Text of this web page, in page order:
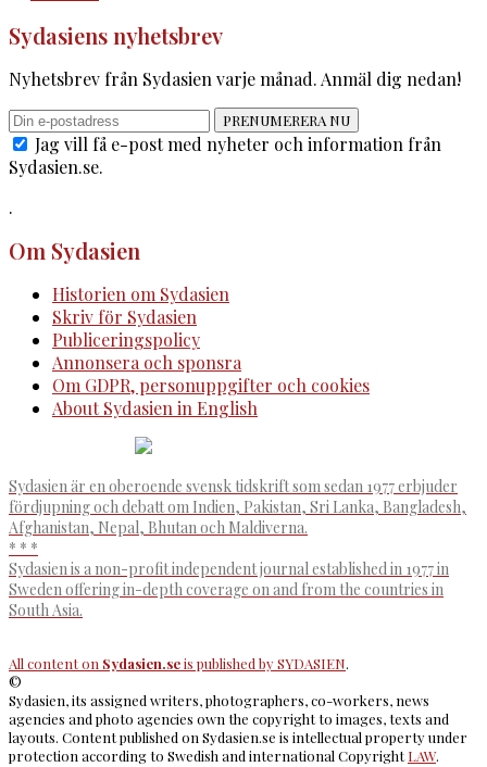
Sydasiens nyhetsbrev
Nyhetsbrev från Sydasien varje månad. Anmäl dig nedan!
PRENUMERERA NU
Jag vill få e-post med nyheter och information från
Sydasien.se.
.
Om Sydasien
Historien om Sydasien
Skriv för Sydasien
Publiceringspolicy
Annonsera och sponsra
Om GDPR, personuppgifter och cookies
About Sydasien in English
Sydasien är en oberoende svensk tidskrift som sedan 1977 erbjuder
fördjupning och debatt om Indien, Pakistan, Sri Lanka, Bangladesh,
Afghanistan, Nepal, Bhutan och Maldiverna.
* * *
Sydasien is a non-profit independent journal established in 1977 in
Sweden offering in-depth coverage on and from the countries in
South Asia.
All content on Sydasien.seis published bySYDASIEN.
©
Sydasien, its assigned writers, photographers, co-workers, news
agencies and photo agencies own the copyright to images, texts and
layouts. Content published on Sydasien.se is intellectual property under
protection according to Swedish and international CopyrightLAW.